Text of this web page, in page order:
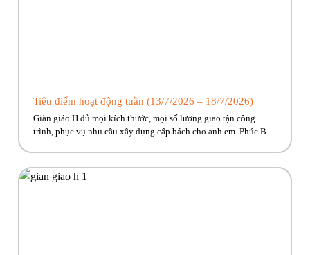
Tiêu điểm hoạt động tuần (13/7/2026 – 18/7/2026)
Giàn giáo H đủ mọi kích thước, mọi số lượng giao tận công
trình, phục vụ nhu cầu xây dựng cấp bách cho anh em. Phúc Bền
những hoạt […]